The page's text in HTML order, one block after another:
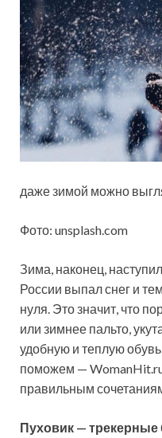
даже зимой можно
Фото: unsplash.com
Зима, наконец,
России выпал снег и
нуля. Это значит, что
или зимнее пальто,
удобную и теплую
поможем —
правильным
Пуховик — трекерные